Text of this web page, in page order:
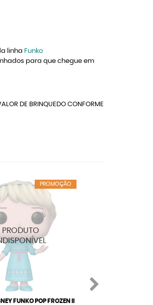
linha Funko
para que chegue em
DE BRINQUEDO CONFORME
PROMOÇÃO
FUNKO POP FROZEN II